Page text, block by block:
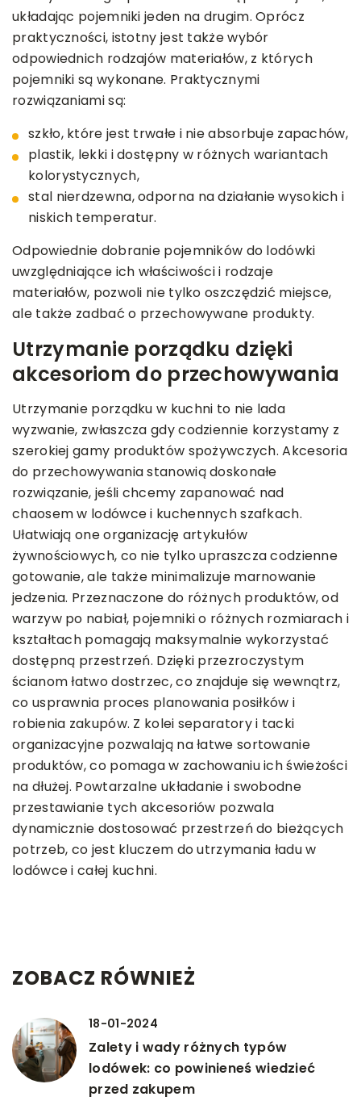
układając pojemniki jeden na drugim. Oprócz
praktyczności, istotny jest także wybór
odpowiednich rodzajów materiałów, z których
pojemniki są wykonane. Praktycznymi
rozwiązaniami są:
szkło, które jest trwałe i nie absorbuje zapachów,
plastik, lekki i dostępny w różnych wariantach
kolorystycznych,
stal nierdzewna, odporna na działanie wysokich i
niskich temperatur.
Odpowiednie dobranie pojemników do lodówki
uwzględniające ich właściwości i rodzaje
materiałów, pozwoli nie tylko oszczędzić miejsce,
ale także zadbać o przechowywane produkty.
Utrzymanie porządku dzięki
akcesoriom do przechowywania
Utrzymanie porządku w kuchni to nie lada
wyzwanie, zwłaszcza gdy codziennie korzystamy z
szerokiej gamy produktów spożywczych. Akcesoria
do przechowywania stanowią doskonałe
rozwiązanie, jeśli chcemy zapanować nad
chaosem w lodówce i kuchennych szafkach.
Ułatwiają one organizację artykułów
żywnościowych, co nie tylko upraszcza codzienne
gotowanie, ale także minimalizuje marnowanie
jedzenia. Przeznaczone do różnych produktów, od
warzyw po nabiał, pojemniki o różnych rozmiarach i
kształtach pomagają maksymalnie wykorzystać
dostępną przestrzeń. Dzięki przezroczystym
ścianom łatwo dostrzec, co znajduje się wewnątrz,
co usprawnia proces planowania posiłków i
robienia zakupów. Z kolei separatory i tacki
organizacyjne pozwalają na łatwe sortowanie
produktów, co pomaga w zachowaniu ich świeżości
na dłużej. Powtarzalne układanie i swobodne
przestawianie tych akcesoriów pozwala
dynamicznie dostosować przestrzeń do bieżących
potrzeb, co jest kluczem do utrzymania ładu w
lodówce i całej kuchni.
ZOBACZ RÓWNIEŻ
18-01-2024
Zalety i wady różnych typów
lodówek: co powinieneś wiedzieć
przed zakupem